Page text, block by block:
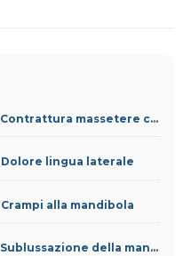
Contrattura massetere cause
Dolore lingua laterale
Crampi alla mandibola
Sublussazione della mandibola